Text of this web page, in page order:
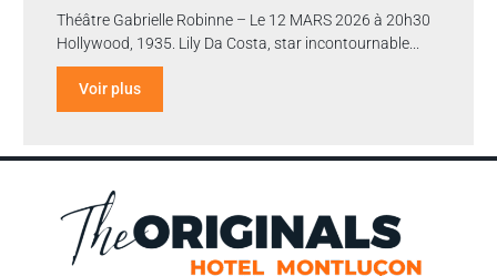
Théâtre Gabrielle Robinne – Le 12 MARS 2026 à 20h30
Hollywood, 1935. Lily Da Costa, star incontournable...
Voir plus